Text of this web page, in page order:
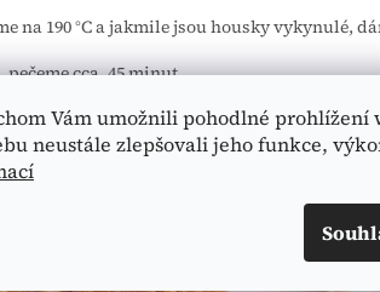
Vám umožnili pohodlné prohlížení
neustále zlepšovali jeho funkce,
na 190 °C a jakmile jsou housky vykynulé,
cca. 45 minut.
vychladnout.